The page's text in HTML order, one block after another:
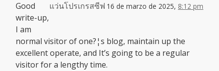
แว่นโปรเกรสซีฟ 16 de marzo de 2025, 8:12 pm
Good
write-up,
I am
normal visitor of one?¦s blog, maintain up the
excellent operate, and It’s going to be a regular
visitor for a lengthy time.